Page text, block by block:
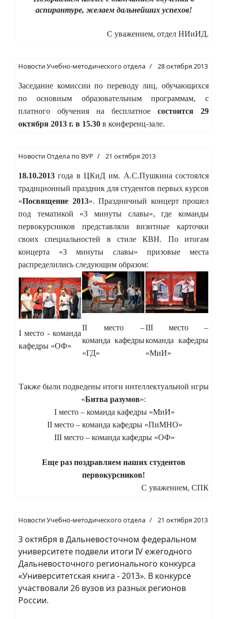
аспирантуре, желаем дальнейших успехов!
С уважением, отдел НИиИД.
Новости Учебно-методического отдела 28 октября 2013
Заседание комиссии по переводу лиц, обучающихся
по основным образовательным программам, с
платного обучения на бесплатное состоится 29
октября 2013 г. в 15.30 в конференц-зале.
Новости Отдела по ВУР 21 октября 2013
18.10.2013 года в ЦКиД им. А.С.Пушкина состоялся
традиционный праздник для студентов первых курсов
«Посвящение 2013». Праздничный концерт прошел
под тематикой «3 минуты славы», где команды
первокурсников представляли визитные карточки
своих специальностей в стиле КВН. По итогам
концерта «3 минуты славы» призовые места
распределились следующим образом:
I место - команда
кафедры «ОФ»
II место –
команда кафедры
«ГД»
III место –
команда кафедры
«МиИ»
Также были подведены итоги интеллектуальной игры
«Битва разумов»:
I место – команда кафедры «МиИ»
II место – команда кафедры «ПиМНО»
III место – команда кафедры «ОФ»
Еще раз поздравляем наших студентов
первокурсников!
С уважением, СПК
Новости Учебно-методического отдела 21 октября 2013
3 октября в Дальневосточном федеральном
университете подвели итоги IV ежегодного
Дальневосточного регионального конкурса
«Университетская книга - 2013». В конкурсе
участвовали 26 вузов из разных регионов
России.